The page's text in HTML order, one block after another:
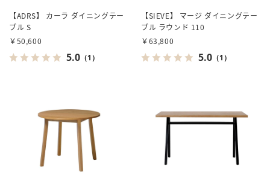
【ADRS】 カーラ ダイニングテー
ブル S
￥50,600
5.0 （1）
【SIEVE】 マージ ダイニングテー
ブル ラウンド 110
￥63,800
5.0 （1）